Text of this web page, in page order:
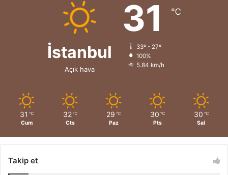
İstanbul
Açık hava
31 ℃
33º - 27º
100%
5.84 km/h
31 ℃
Cum
32 ℃
Cts
29 ℃
Paz
30 ℃
Pts
30 ℃
Sal
Takip et